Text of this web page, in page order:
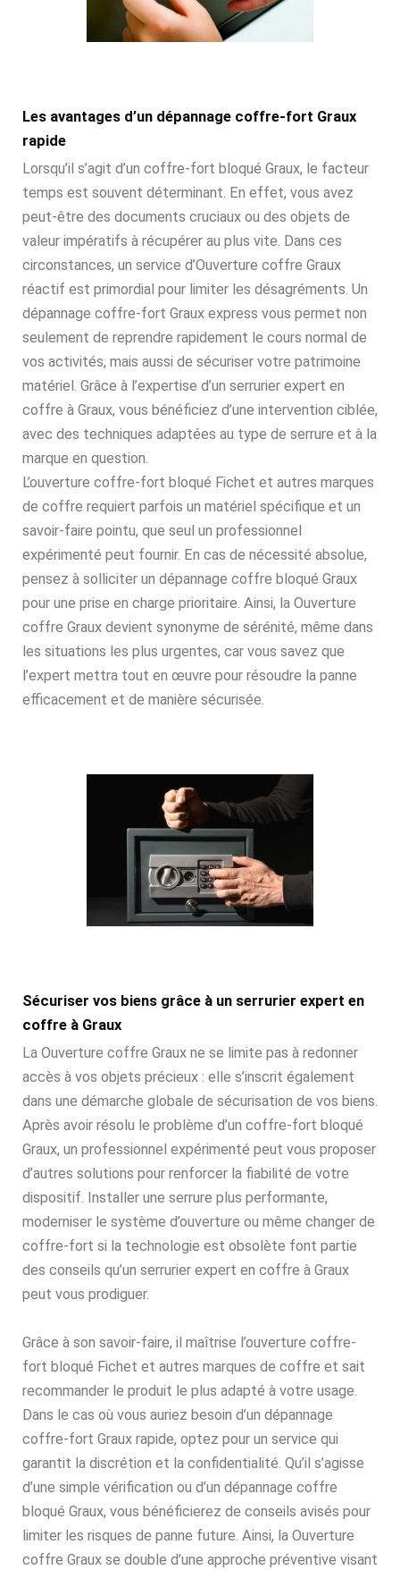
Les avantages d’un dépannage coffre-fort Graux
rapide
Lorsqu’il s’agit d’un coffre-fort bloqué Graux, le facteur
temps est souvent déterminant. En effet, vous avez
peut-être des documents cruciaux ou des objets de
valeur impératifs à récupérer au plus vite. Dans ces
circonstances, un service d’Ouverture coffre Graux
réactif est primordial pour limiter les désagréments. Un
dépannage coffre-fort Graux express vous permet non
seulement de reprendre rapidement le cours normal de
vos activités, mais aussi de sécuriser votre patrimoine
matériel. Grâce à l’expertise d’un serrurier expert en
coffre à Graux, vous bénéficiez d’une intervention ciblée,
avec des techniques adaptées au type de serrure et à la
marque en question.
L’ouverture coffre-fort bloqué Fichet et autres marques
de coffre requiert parfois un matériel spécifique et un
savoir-faire pointu, que seul un professionnel
expérimenté peut fournir. En cas de nécessité absolue,
pensez à solliciter un dépannage coffre bloqué Graux
pour une prise en charge prioritaire. Ainsi, la Ouverture
coffre Graux devient synonyme de sérénité, même dans
les situations les plus urgentes, car vous savez que
l’expert mettra tout en œuvre pour résoudre la panne
efficacement et de manière sécurisée.
Sécuriser vos biens grâce à un serrurier expert en
coffre à Graux
La Ouverture coffre Graux ne se limite pas à redonner
accès à vos objets précieux : elle s’inscrit également
dans une démarche globale de sécurisation de vos biens.
Après avoir résolu le problème d’un coffre-fort bloqué
Graux, un professionnel expérimenté peut vous proposer
d’autres solutions pour renforcer la fiabilité de votre
dispositif. Installer une serrure plus performante,
moderniser le système d’ouverture ou même changer de
coffre-fort si la technologie est obsolète font partie
des conseils qu’un serrurier expert en coffre à Graux
peut vous prodiguer.
Grâce à son savoir-faire, il maîtrise l’ouverture coffre-
fort bloqué Fichet et autres marques de coffre et sait
recommander le produit le plus adapté à votre usage.
Dans le cas où vous auriez besoin d’un dépannage
coffre-fort Graux rapide, optez pour un service qui
garantit la discrétion et la confidentialité. Qu’il s’agisse
d’une simple vérification ou d’un dépannage coffre
bloqué Graux, vous bénéficierez de conseils avisés pour
limiter les risques de panne future. Ainsi, la Ouverture
coffre Graux se double d’une approche préventive visant